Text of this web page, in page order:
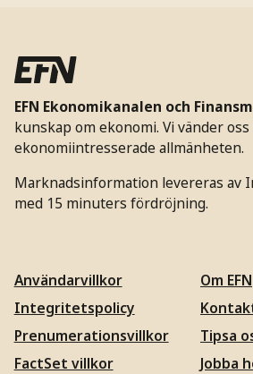
EFN Ekonomikanalen och
kunskap om ekonomi. Vi vänder
ekonomiintresserade allmänheten.
Marknadsinformation levereras av
med 15 minuters fördröjning.
Användarvillkor
Integritetspolicy
Prenumerationsvillkor
FactSet villkor
Om EFN
Tipsa
Jobba